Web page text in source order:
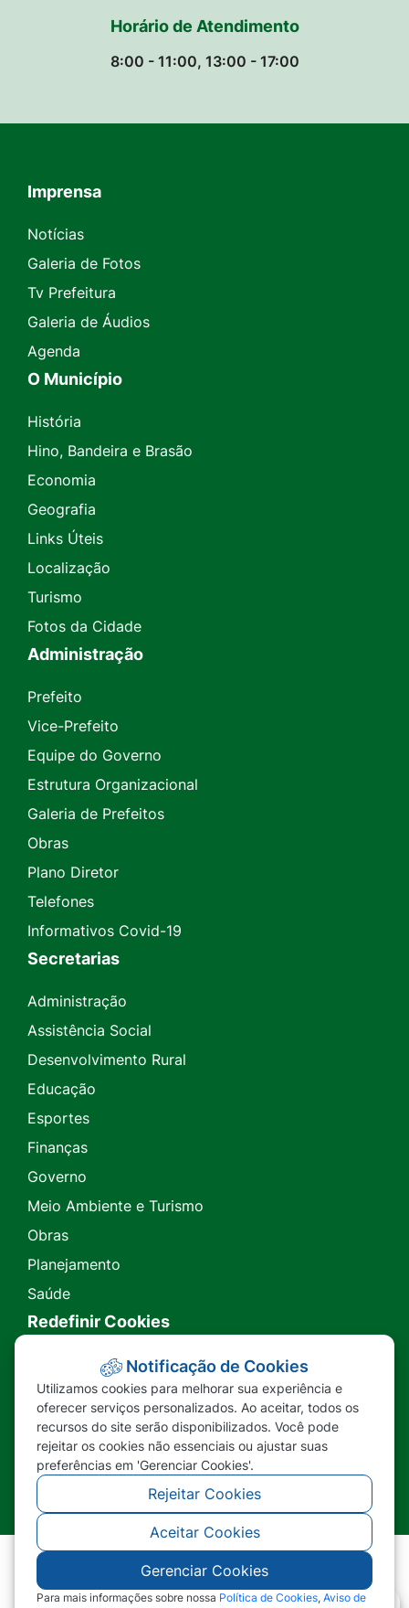
Horário de Atendimento
8:00 - 11:00, 13:00 - 17:00
Seção do Rodapé e Contato
Imprensa
Notícias
Galeria de Fotos
Tv Prefeitura
Galeria de Áudios
Agenda
O Município
História
Hino, Bandeira e Brasão
Economia
Geografia
Links Úteis
Localização
Turismo
Fotos da Cidade
Administração
Prefeito
Vice-Prefeito
Equipe do Governo
Estrutura Organizacional
Galeria de Prefeitos
Obras
Plano Diretor
Telefones
Informativos Covid-19
Secretarias
Administração
Assistência Social
Desenvolvimento Rural
Educação
Esportes
Finanças
Governo
Meio Ambiente e Turismo
Obras
Planejamento
Saúde
Redefinir Cookies
Transparência
Ouvidoria
SIC
©2026 - Prefeitura Municipal de Nova Lacerda -
MT - Todos os direitos reservados
Notificação de Cookies
Utilizamos cookies para melhorar sua experiência e
oferecer serviços personalizados. Ao aceitar, todos os
recursos do site serão disponibilizados. Você pode
rejeitar os cookies não essenciais ou ajustar suas
preferências em 'Gerenciar Cookies'.
Rejeitar Cookies
Aceitar Cookies
Gerenciar Cookies
Para mais informações sobre nossa Política de Cookies, Aviso de